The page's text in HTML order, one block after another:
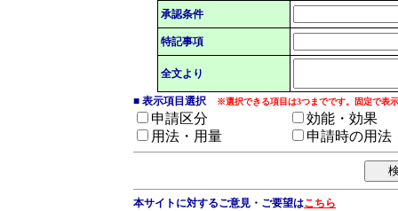
承認条件
特記事項
全文より
■ 表示項目選択 ※選択できる項目は3つまでです。固定で表
申請区分
効能・効果
用法・用量
申請時の用法
本サイトに対するご意見・ご要望はこちら